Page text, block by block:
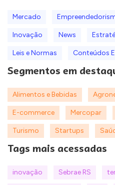
Mercado
Inovação News
Leis e Normas Conteúdos
Segmentos em
Alimentos e Bebidas
E-commerce Mercopar
Turismo Startups
Tags mais acessadas
inovação Sebrae RS